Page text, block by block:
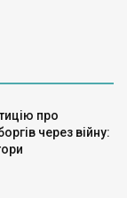
про
через війну: